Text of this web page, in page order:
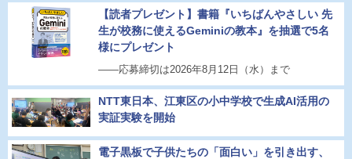
【読者プレゼント】書籍『いちばんやさしい 先
生が校務に使えるGeminiの教本』を抽選で5名
様にプレゼント
――応募締切は2026年8月12日（水）まで
NTT東日本、江東区の小中学校で生成AI活用の
実証実験を開始
電子黒板で子供たちの「面白い」を引き出す、